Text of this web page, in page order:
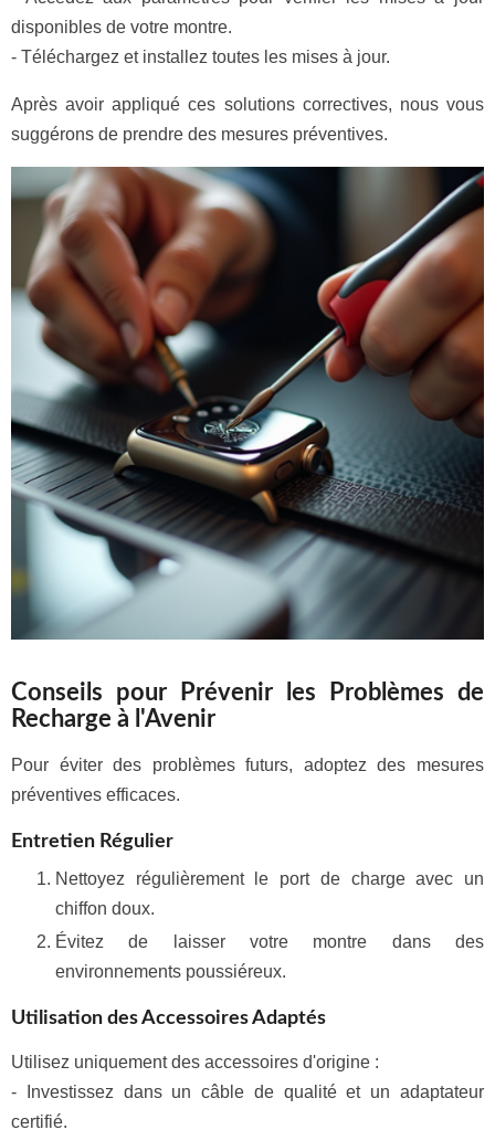
disponibles de votre montre.
- Téléchargez et installez toutes les mises à jour.
Après avoir appliqué ces solutions correctives, nous vous
suggérons de prendre des mesures préventives.
Conseils pour Prévenir les Problèmes de
Recharge à l'Avenir
Pour éviter des problèmes futurs, adoptez des mesures
préventives efficaces.
Entretien Régulier
Nettoyez régulièrement le port de charge avec un
chiffon doux.
Évitez de laisser votre montre dans des
environnements poussiéreux.
Utilisation des Accessoires Adaptés
Utilisez uniquement des accessoires d'origine :
- Investissez dans un câble de qualité et un adaptateur
certifié.